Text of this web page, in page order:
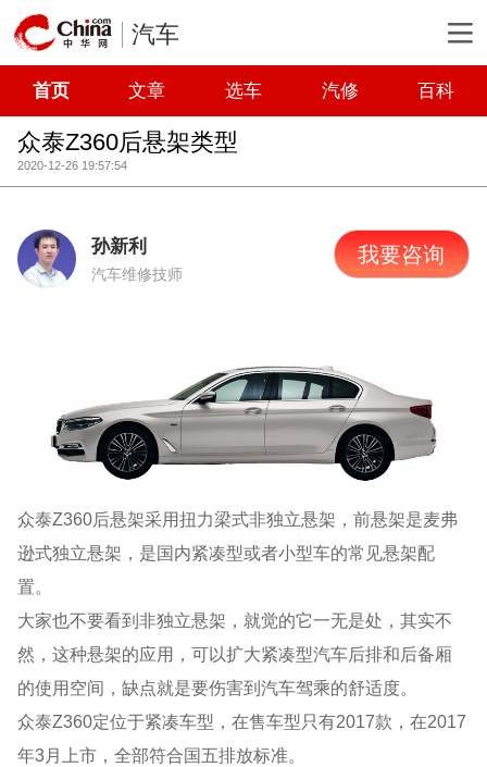
汽车
首页 文章 选车 汽修 百科
众泰Z360后悬架类型
2020-12-26 19:57:54
孙新利
汽车维修技师
我要咨询
众泰Z360后悬架采用扭力梁式非独立悬架，前悬架是麦弗
逊式独立悬架，是国内紧凑型或者小型车的常见悬架配
置。
大家也不要看到非独立悬架，就觉的它一无是处，其实不
然，这种悬架的应用，可以扩大紧凑型汽车后排和后备厢
的使用空间，缺点就是要伤害到汽车驾乘的舒适度。
众泰Z360定位于紧凑车型，在售车型只有2017款，在2017
年3月上市，全部符合国五排放标准。